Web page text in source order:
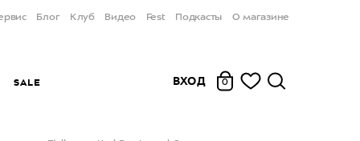
Блог Клуб Видео Fest Подкасты О магазине
SALE ВХОД 0